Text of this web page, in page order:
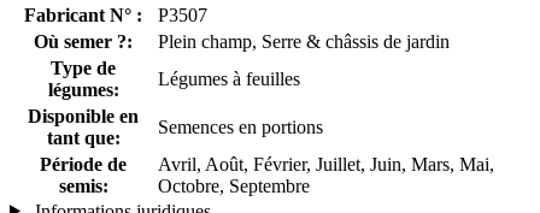
Fabricant N° :
P3507
Où semer ?:
Plein champ, Serre & châssis de jardin
Type de
légumes:
Légumes à feuilles
Disponible en
tant que:
Semences en portions
Période de
semis:
Avril, Août, Février, Juillet, Juin, Mars, Mai,
Octobre, Septembre